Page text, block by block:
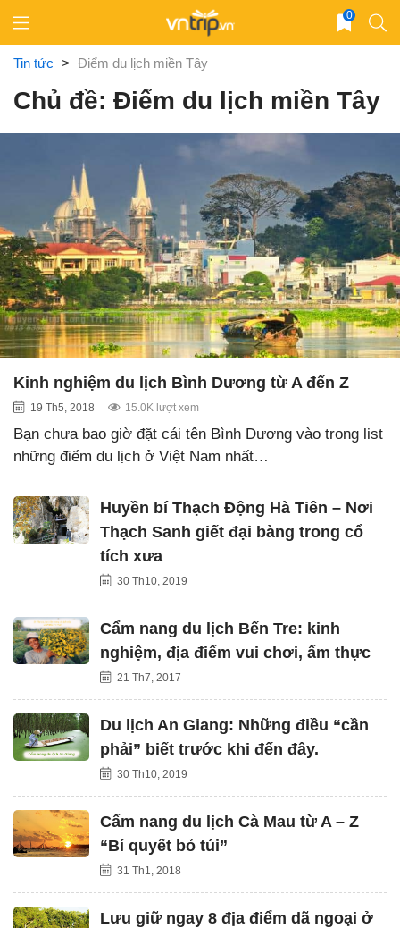
content
0
Tin tức > Điểm du lịch miền Tây
Chủ đề: Điểm du lịch miền Tây
Kinh nghiệm du lịch Bình Dương từ A đến Z
19 Th5, 2018 15.0K lượt xem
Bạn chưa bao giờ đặt cái tên Bình Dương vào trong list
những điểm du lịch ở Việt Nam nhất…
Huyền bí Thạch Động Hà Tiên – Nơi
Thạch Sanh giết đại bàng trong cổ
tích xưa
30 Th10, 2019
Cẩm nang du lịch Bến Tre: kinh
nghiệm, địa điểm vui chơi, ẩm thực
21 Th7, 2017
Du lịch An Giang: Những điều “cần
phải” biết trước khi đến đây.
30 Th10, 2019
Cẩm nang du lịch Cà Mau từ A – Z
“Bí quyết bỏ túi”
31 Th1, 2018
Lưu giữ ngay 8 địa điểm dã ngoại ở